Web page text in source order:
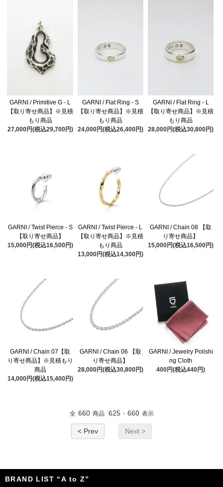
GARNI / Primitive G - L
【取り寄せ商品】※見積
もり商品
27,000円(税込29,700円)
GARNI / Flat Ring - S
【取り寄せ商品】※見積
もり商品
24,000円(税込26,400円)
GARNI / Flat Ring - L
【取り寄せ商品】※見積
もり商品
28,000円(税込30,800円)
GARNI / Twist Pierce - S
【取り寄せ商品】
15,000円(税込16,500円)
GARNI / Twist Pierce - L
【取り寄せ商品】※見積
もり商品
13,000円(税込14,300円)
GARNI / Chain 08 【取
り寄せ商品】
15,000円(税込16,500円)
GARNI / Chain 07【取
り寄せ商品】※見積もり
商品
14,000円(税込15,400円)
GARNI / Chain 06 【取
り寄せ商品】
28,000円(税込30,800円)
GARNI / Jewelry Polishi
ng Cloth
400円(税込440円)
全 660 商品 625 - 660 表示
< Prev Next >
BRAND LIST “A to Z”